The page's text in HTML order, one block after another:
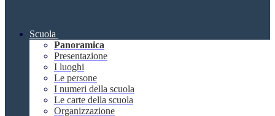
Scuola
Panoramica
Presentazione
I luoghi
Le persone
I numeri della scuola
Le carte della scuola
Organizzazione